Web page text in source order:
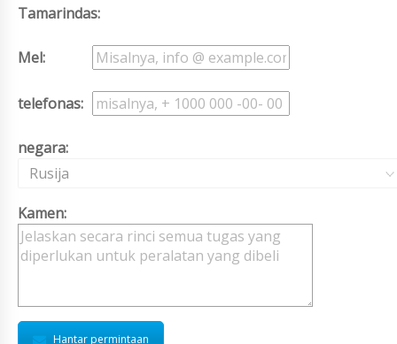
Tamarindas:
Mel:
telefonas:
negara:
Rusija
Kamen:
Hantar permintaan